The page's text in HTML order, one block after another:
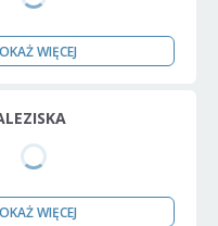
WIĘCEJ
WIĘCEJ